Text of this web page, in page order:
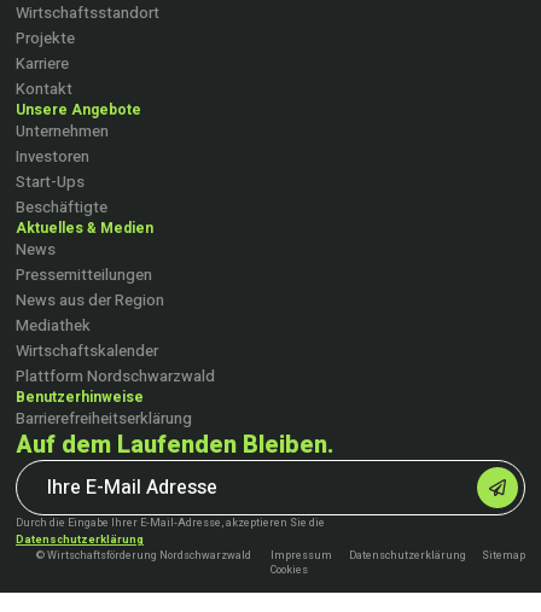
Wirtschaftsstandort
Projekte
Karriere
Kontakt
Unsere Angebote
Unternehmen
Investoren
Start-Ups
Beschäftigte
Aktuelles & Medien
News
Pressemitteilungen
News aus der Region
Mediathek
Wirtschaftskalender
Plattform Nordschwarzwald
Benutzerhinweise
Barrierefreiheitserklärung
Auf dem Laufenden Bleiben.
Durch die Eingabe Ihrer E-Mail-Adresse, akzeptieren Sie die
Datenschutzerklärung
© Wirtschaftsförderung Nordschwarzwald
Impressum Datenschutzerklärung
Sitemap
Cookies